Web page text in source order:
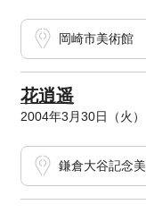
岡崎市美術館
花逍遥
2004年3月30日（火
鎌倉大谷記念